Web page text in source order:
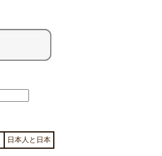
日本人と日本